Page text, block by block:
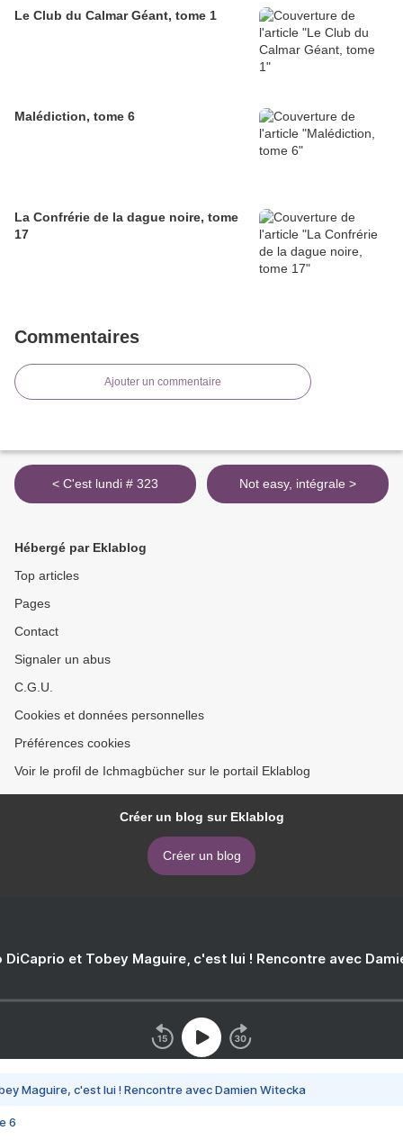
Le Club du Calmar Géant, tome 1
Malédiction, tome 6
La Confrérie de la dague noire, tome
17
Commentaires
Ajouter un commentaire
< C'est lundi # 323 Not easy, intégrale >
Hébergé par Eklablog
Top articles
Pages
Contact
Signaler un abus
C.G.U.
Cookies et données personnelles
Préférences cookies
Voir le profil de Ichmagbücher sur le portail Eklablog
Créer un blog sur Eklablog
Créer un blog
DiCaprio et Tobey Maguire, c'est lui ! Rencontre avec
Maguire, c'est lui ! Rencontre avec Damien Witecka
6